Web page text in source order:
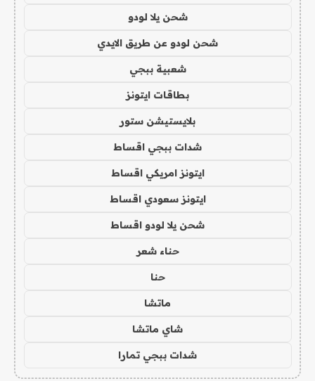
شحن يلا لودو
شحن لودو عن طريق الايدي
شعبية ببجي
بطاقات ايتونز
بلايستيشن ستور
شدات ببجي اقساط
ايتونز امريكي اقساط
ايتونز سعودي اقساط
شحن يلا لودو اقساط
حناء شعر
حنا
ماتشا
شاي ماتشا
شدات ببجي تمارا